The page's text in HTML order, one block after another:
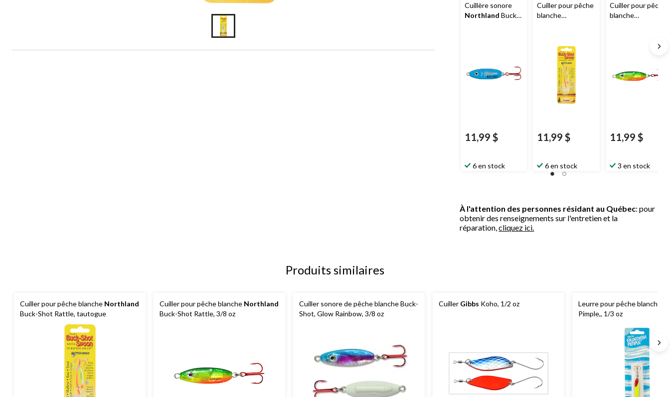
Cuillère sonore
Northland Buck-
11,99 $
6 en stock
Cuiller pour pêche
blanche
tautogue
11,99 $
6 en stock
Cuiller pour pêche
blanche
11,99 $
3 en stock
À l'attention des personnes résidant au Québec: pour
obtenir des renseignements sur l'entretien et la
réparation,cliquez ici.
Produits similaires
Cuiller pour pêche blanche Northland
Buck-Shot Rattle, tautogue
Cuiller pour pêche blanche Northland
Buck-Shot Rattle, 3/8 oz
Cuiller sonore de pêche blanche Buck-
Shot, Glow Rainbow, 3/8 oz
Cuiller Gibbs Koho, 1/2 oz
Leurre pour pêche blanche
Pimple,, 1/3 oz